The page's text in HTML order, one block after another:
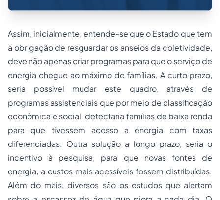
Assim, inicialmente, entende-se que o Estado que tem
a obrigação de resguardar os anseios da coletividade,
deve não apenas criar programas para que o serviço de
energia chegue ao máximo de famílias. A curto prazo,
seria possível mudar este quadro, através de
programas assistenciais que por meio de classificação
econômica e social, detectaria famílias de baixa renda
para que tivessem acesso a energia com taxas
diferenciadas. Outra solução a longo prazo, seria o
incentivo à pesquisa, para que novas fontes de
energia, a custos mais acessíveis fossem distribuídas.
Além do mais, diversos são os estudos que alertam